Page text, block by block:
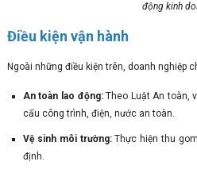
động kinh
Điều kiện vận hành
Ngoài những điều kiện trên, doanh nghiệp
An toàn lao động:Theo Luật An toàn,
cấu công trình, điện, nước an toàn.
Vệ sinh môi trường:Thực hiện thu
định.